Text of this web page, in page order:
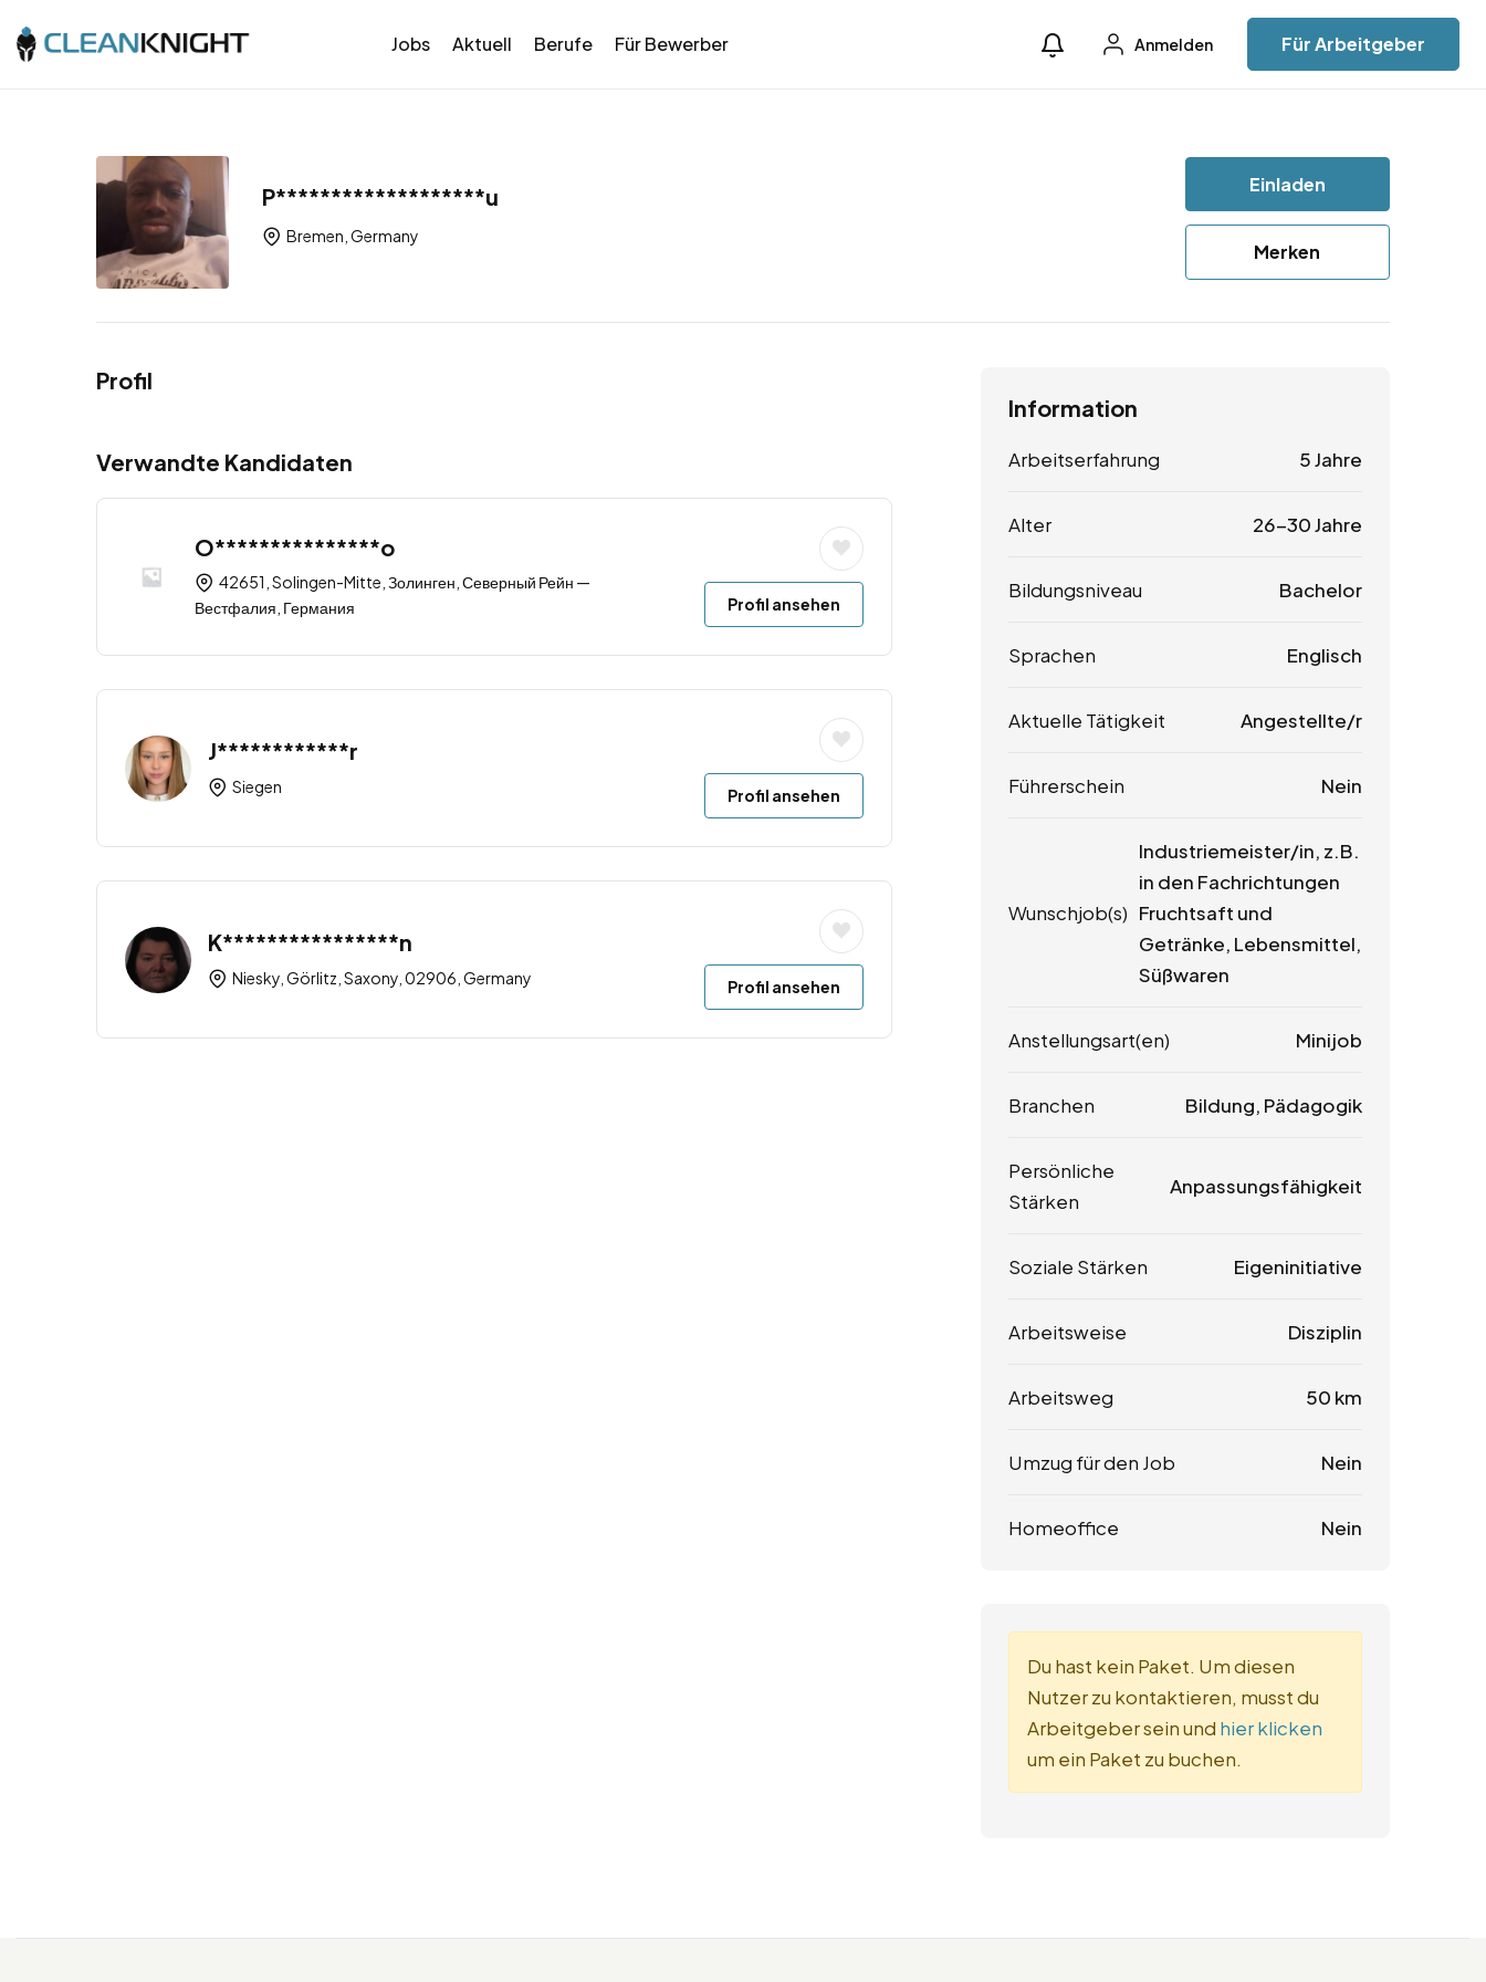
Jobs Aktuell Berufe Für Bewerber Anmelden Für Arbeitgeber
P*******************u
Bremen, Germany
Einladen
Merken
Profil
Verwandte Kandidaten
O***************o
42651, Solingen-Mitte, Золинген, Северный Рейн —
Вестфалия, Германия
Profil ansehen
J************r
Siegen Profil ansehen
K****************n
Niesky, Görlitz, Saxony, 02906, Germany Profil ansehen
Information
Arbeitserfahrung 5 Jahre
Alter 26-30 Jahre
Bildungsniveau Bachelor
Sprachen Englisch
Aktuelle Tätigkeit Angestellte/r
Führerschein Nein
Wunschjob(s)
Industriemeister/in, z.B.
in den Fachrichtungen
Fruchtsaft und
Getränke, Lebensmittel,
Süßwaren
Anstellungsart(en) Minijob
Branchen Bildung, Pädagogik
Persönliche
Stärken
Anpassungsfähigkeit
Soziale Stärken Eigeninitiative
Arbeitsweise Disziplin
Arbeitsweg 50 km
Umzug für den Job Nein
Homeoffice Nein
Du hast kein Paket. Um diesen
Nutzer zu kontaktieren, musst du
Arbeitgeber sein und hier klicken
um ein Paket zu buchen.